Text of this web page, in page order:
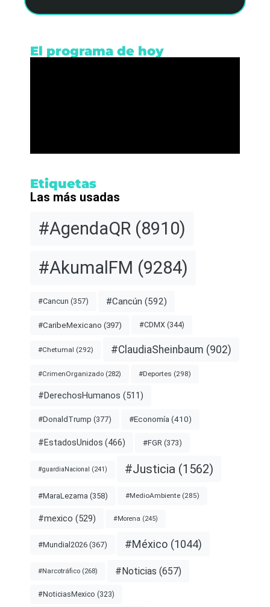
El programa de hoy
Etiquetas
Las más usadas
#AgendaQR (8910)
#AkumalFM (9284)
#Cancun (357) #Cancún (592)
#CaribeMexicano (397) #CDMX (344)
#Chetumal (292) #ClaudiaSheinbaum (902)
#CrimenOrganizado (282) #Deportes (298)
#DerechosHumanos (511)
#DonaldTrump (377) #Economía (410)
#EstadosUnidos (466) #FGR (373)
#guardiaNacional (241) #Justicia (1562)
#MaraLezama (358) #MedioAmbiente (285)
#mexico (529) #Morena (245)
#Mundial2026 (367) #México (1044)
#Narcotráfico (268) #Noticias (657)
#NoticiasMexico (323)